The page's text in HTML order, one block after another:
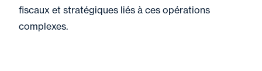
fiscaux et stratégiques liés à ces opérations
complexes.